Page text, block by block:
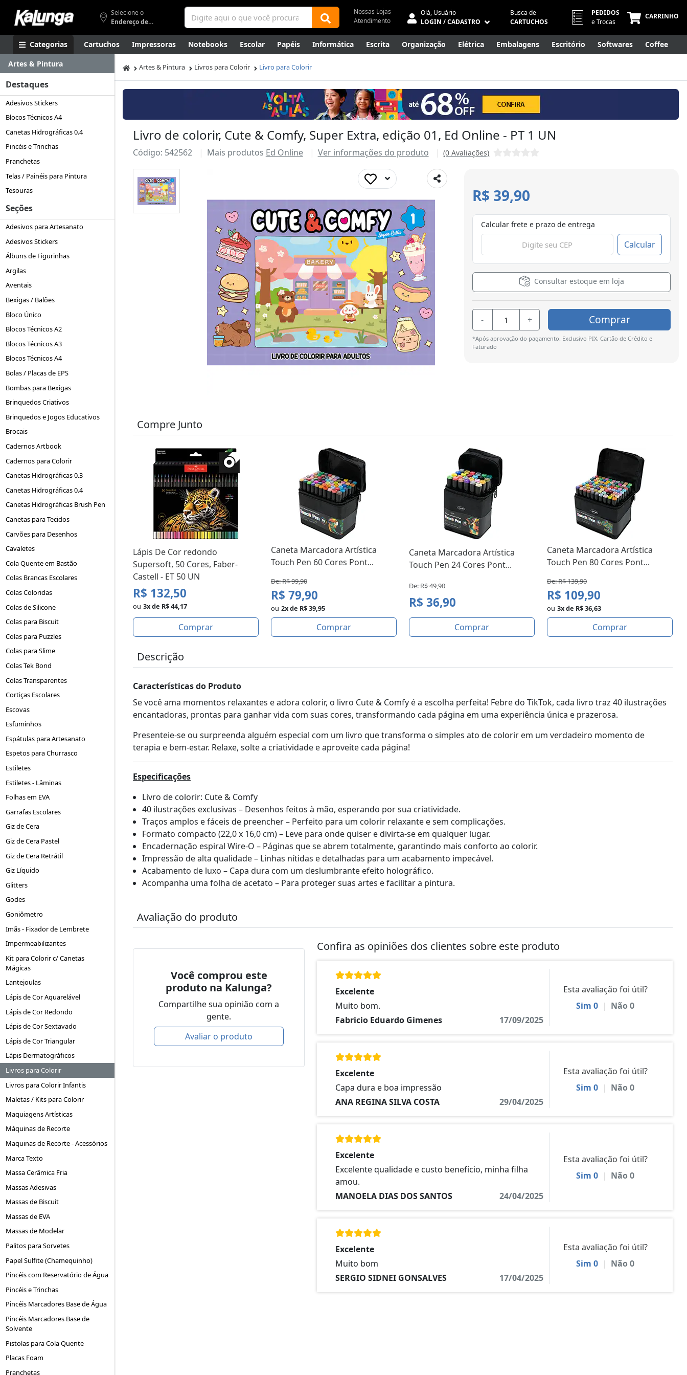
Selecione o
Endereço de entrega
Nossas Lojas
Atendimento
Olá, Usuário
LOGIN / CADASTRO
Busca de
CARTUCHOS
PEDIDOS
e Trocas
CARRINHO
Categorias Cartuchos Impressoras Notebooks Escolar Papéis Informática Escrita Organização Elétrica Embalagens Escritório Softwares Coffee
Apresentação Smartphones Artes Gamers Higiene Mídias Envelopes
Canetas Luxo
Outlet
Artes & Pintura
Destaques
Adesivos Stickers
Blocos Técnicos A4
Canetas Hidrográficas 0.4
Pincéis e Trinchas
Pranchetas
Telas / Painéis para Pintura
Tesouras
Seções
Adesivos para Artesanato
Adesivos Stickers
Álbuns de Figurinhas
Argilas
Aventais
Bexigas / Balões
Bloco Único
Blocos Técnicos A2
Blocos Técnicos A3
Blocos Técnicos A4
Bolas / Placas de EPS
Bombas para Bexigas
Brinquedos Criativos
Brinquedos e Jogos Educativos
Brocais
Cadernos Artbook
Cadernos para Colorir
Canetas Hidrográficas 0.3
Canetas Hidrográficas 0.4
Canetas Hidrográficas Brush Pen
Canetas para Tecidos
Carvões para Desenhos
Cavaletes
Cola Quente em Bastão
Colas Brancas Escolares
Colas Coloridas
Colas de Silicone
Colas para Biscuit
Colas para Puzzles
Colas para Slime
Colas Tek Bond
Colas Transparentes
Cortiças Escolares
Escovas
Esfuminhos
Espátulas para Artesanato
Espetos para Churrasco
Estiletes
Estiletes - Lâminas
Folhas em EVA
Garrafas Escolares
Giz de Cera
Giz de Cera Pastel
Giz de Cera Retrátil
Giz Líquido
Glitters
Godes
Goniômetro
Imãs - Fixador de Lembrete
Impermeabilizantes
Kit para Colorir c/ Canetas
Mágicas
Lantejoulas
Lápis de Cor Aquarelável
Lápis de Cor Redondo
Lápis de Cor Sextavado
Lápis de Cor Triangular
Lápis Dermatográficos
Livros para Colorir
Livros para Colorir Infantis
Maletas / Kits para Colorir
Maquiagens Artísticas
Máquinas de Recorte
Maquinas de Recorte - Acessórios
Marca Texto
Massa Cerâmica Fria
Massas Adesivas
Massas de Biscuit
Massas de EVA
Massas de Modelar
Palitos para Sorvetes
Papel Sulfite (Chamequinho)
Pincéis com Reservatório de Água
Pincéis e Trinchas
Pincéis Marcadores Base de Água
Pincéis Marcadores Base de
Solvente
Pistolas para Cola Quente
Placas Foam
Pranchetas
Artes & Pintura Livros para Colorir Livro para Colorir
Livro de colorir, Cute & Comfy, Super Extra, edição 01, Ed Online - PT 1 UN
Código: 542562 Mais produtos Ed Online Ver informações do produto (0 Avaliações)
R$ 39,90
Calcular frete e prazo de entrega
Calcular
Consultar estoque em loja
- + Comprar
*Após aprovação do pagamento. Exclusivo PIX, Cartão de Crédito e
Faturado
Compre Junto
Lápis De Cor redondo
Supersoft, 50 Cores, Faber-
Castell - ET 50 UN
R$ 132,50
ou 3x de R$ 44,17
Comprar
Caneta Marcadora Artística
Touch Pen 60 Cores Pont...
De: R$ 99,90
R$ 79,90
ou 2x de R$ 39,95
Comprar
Caneta Marcadora Artística
Touch Pen 24 Cores Pont...
De: R$ 49,90
R$ 36,90
Comprar
Caneta Marcadora Artística
Touch Pen 80 Cores Pont...
De: R$ 139,90
R$ 109,90
ou 3x de R$ 36,63
Comprar
Descrição
Características do Produto
Se você ama momentos relaxantes e adora colorir, o livro Cute & Comfy é a escolha perfeita! Febre do TikTok, cada livro traz 40 ilustrações
encantadoras, prontas para ganhar vida com suas cores, transformando cada página em uma experiência única e prazerosa.
Presenteie-se ou surpreenda alguém especial com um livro que transforma o simples ato de colorir em um verdadeiro momento de
terapia e bem-estar. Relaxe, solte a criatividade e aproveite cada página!
Especificações
Livro de colorir: Cute & Comfy
40 ilustrações exclusivas – Desenhos feitos à mão, esperando por sua criatividade.
Traços amplos e fáceis de preencher – Perfeito para um colorir relaxante e sem complicações.
Formato compacto (22,0 x 16,0 cm) – Leve para onde quiser e divirta-se em qualquer lugar.
Encadernação espiral Wire-O – Páginas que se abrem totalmente, garantindo mais conforto ao colorir.
Impressão de alta qualidade – Linhas nítidas e detalhadas para um acabamento impecável.
Acabamento de luxo – Capa dura com um deslumbrante efeito holográfico.
Acompanha uma folha de acetato – Para proteger suas artes e facilitar a pintura.
Avaliação do produto
Você comprou este
produto na Kalunga?
Compartilhe sua opinião com a
gente.
Avaliar o produto
Confira as opiniões dos clientes sobre este produto
Excelente
Muito bom.
Fabricio Eduardo Gimenes
17/09/2025
Esta avaliação foi útil?
Sim 0 | Não0
Excelente
Capa dura e boa impressão
ANA REGINA SILVA COSTA
29/04/2025
Esta avaliação foi útil?
Sim 0 | Não0
Excelente
Excelente qualidade e custo benefício, minha filha
amou.
MANOELA DIAS DOS SANTOS
24/04/2025
Esta avaliação foi útil?
Sim 0 | Não0
Excelente
Muito bom
SERGIO SIDNEI GONSALVES
17/04/2025
Esta avaliação foi útil?
Sim 0 | Não0